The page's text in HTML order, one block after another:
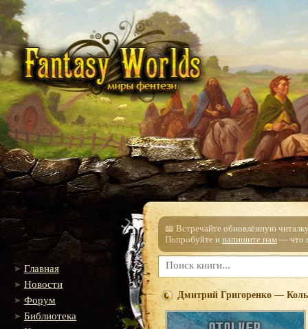
Главная
Новости
Форум
Библиотека
📖 Встречайте обновлённую
Попробуйте и напишите нам — что
Дмитрий Григоренко —